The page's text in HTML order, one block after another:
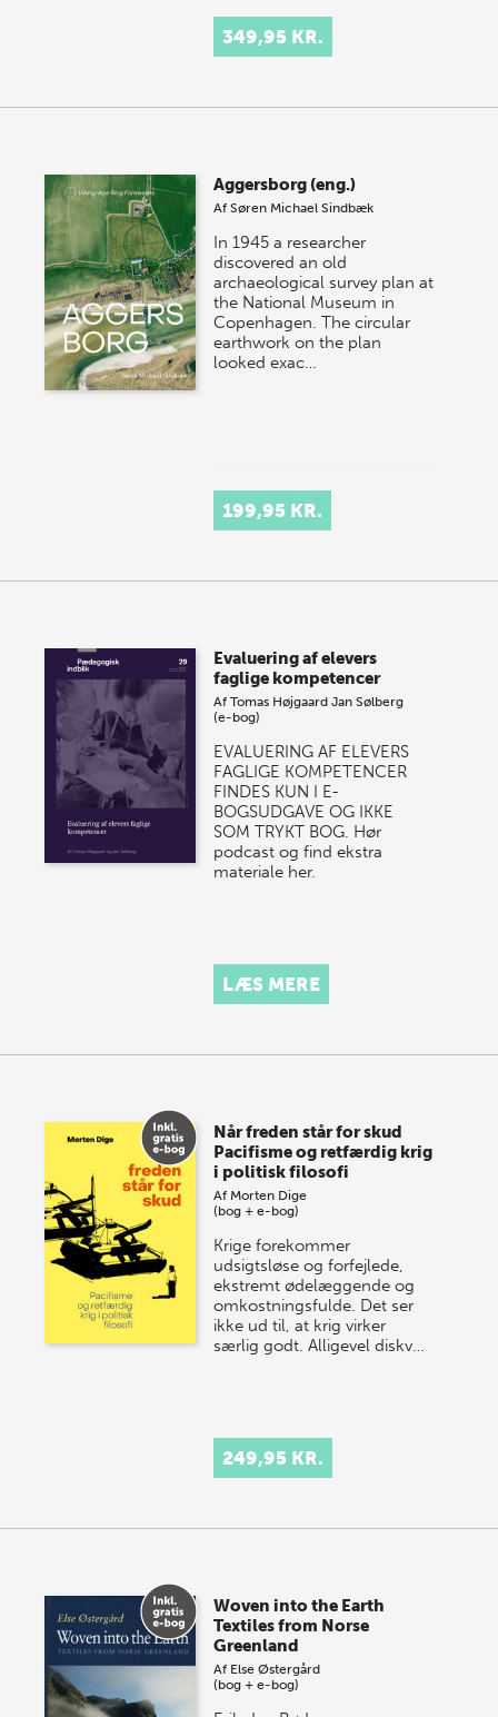
349,95 KR.
Aggersborg (eng.)
AfSøren Michael Sindbæk
In 1945 a researcher
discovered an old
archaeological survey plan at
the National Museum in
Copenhagen. The circular
earthwork on the plan
looked exac…
199,95 KR.
Evaluering af elevers
faglige kompetencer
AfTomas Højgaard Jan Sølberg
(e-bog)
EVALUERING AF ELEVERS
FAGLIGE KOMPETENCER
FINDES KUN I E-
BOGSUDGAVE OG IKKE
SOM TRYKT BOG. Hør
podcast og find ekstra
materiale her.
LÆS MERE
Når freden står for skud
Pacifisme og retfærdig krig
i politisk filosofi
Af Morten Dige
(bog + e-bog)
Krige forekommer
udsigtsløse og forfejlede,
ekstremt ødelæggende og
omkostningsfulde. Det ser
ikke ud til, at krig virker
særlig godt. Alligevel diskv…
249,95 KR.
Woven into the Earth
Textiles from Norse
Greenland
Af Else Østergård
(bog + e-bog)